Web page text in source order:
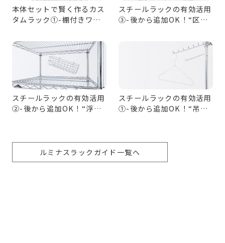
本体セットで賢く作るカス
タムラック①-棚付きワー
スチールラックの有効活用
③-後から追加OK！“区切
スチールラックの有効活用
②-後から追加OK！“浮か
スチールラックの有効活用
①-後から追加OK！“吊る
ルミナスラックガイド一覧へ